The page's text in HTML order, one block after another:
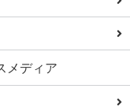
メディア